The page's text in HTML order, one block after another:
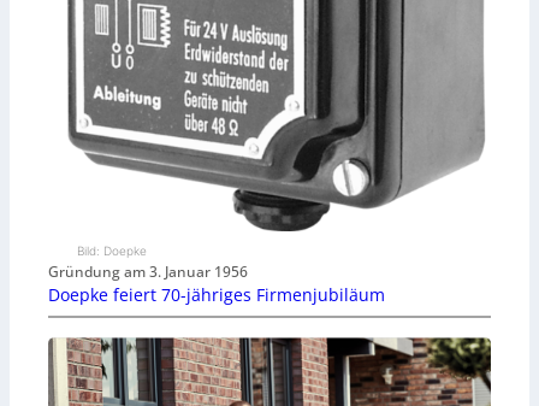
Bild: Doepke
Gründung am 3. Januar 1956
Doepke feiert 70-jähriges Firmenjubiläum